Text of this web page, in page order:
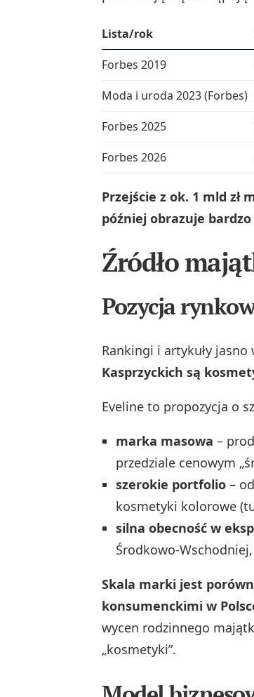
Lista/rok
Forbes 2019
Moda i uroda 2023 (Forbes)
Forbes 2025
Forbes 2026
Przejście z ok. 1 mld zł
później obrazuje
Źródło
Pozycja
Rankingi i artykuły jasno
Kasprzyckich są
Eveline to propozycja o
marka masowa –
przedziale cenowym
szerokie portfolio –
kosmetyki kolorowe
silna obecność w
Skala marki jest
konsumenckimi w
wycen rodzinnego
„kosmetyki”.